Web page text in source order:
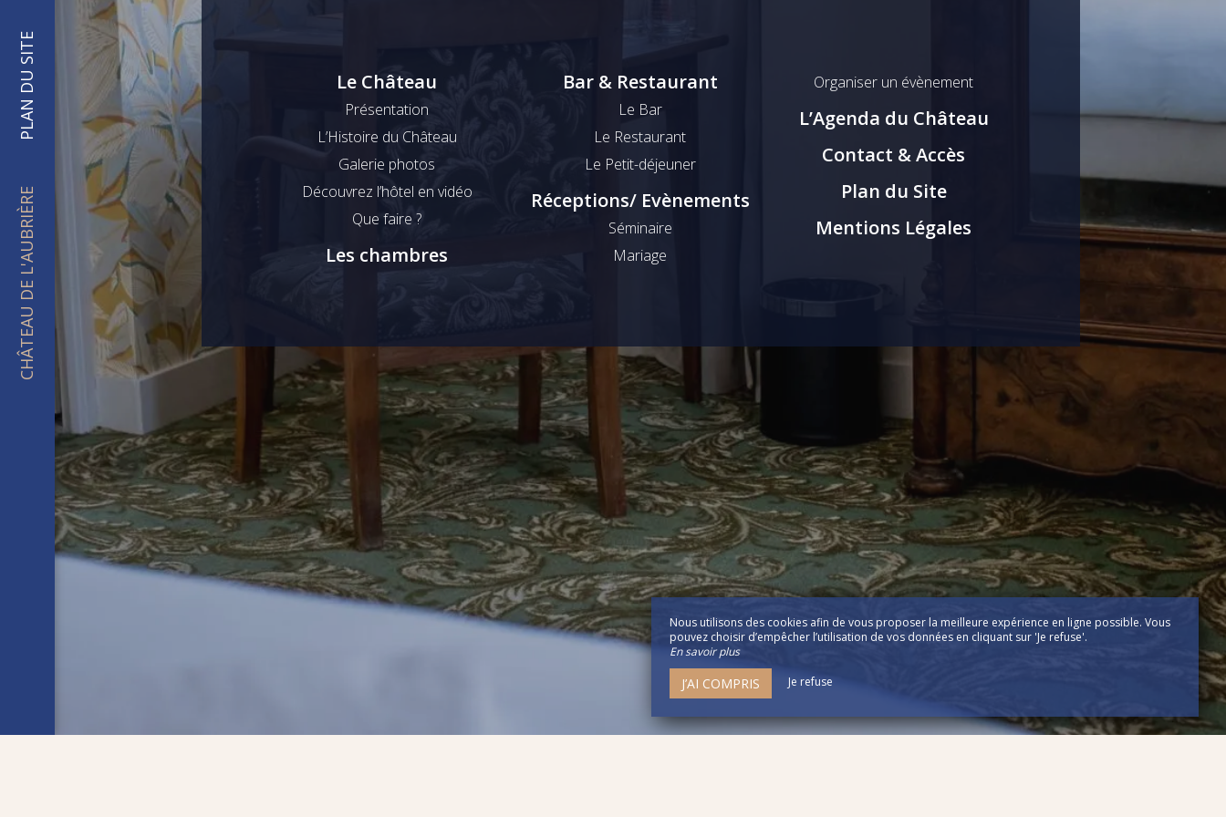
PLAN DU SITE
CHÂTEAU DE L'AUBRIÈRE
Le Château
Présentation
L’Histoire du Château
Galerie photos
Découvrez l’hôtel en vidéo
Que faire ?
Les chambres
Bar & Restaurant
Le Bar
Le Restaurant
Le Petit-déjeuner
Réceptions/ Evènements
Séminaire
Mariage
Organiser un évènement
L’Agenda du Château
Contact & Accès
Plan du Site
Mentions Légales
Nous utilisons des cookies afin de vous proposer la meilleure expérience en ligne possible. Vous
pouvez choisir d’empêcher l’utilisation de vos données en cliquant sur 'Je refuse'.
En savoir plus
J’AI COMPRIS Je refuse